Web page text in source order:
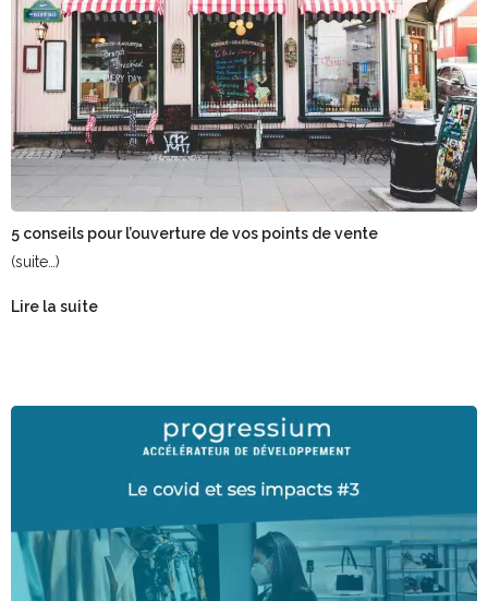
5 conseils pour l’ouverture de vos points de vente
(suite…)
Lire la suite